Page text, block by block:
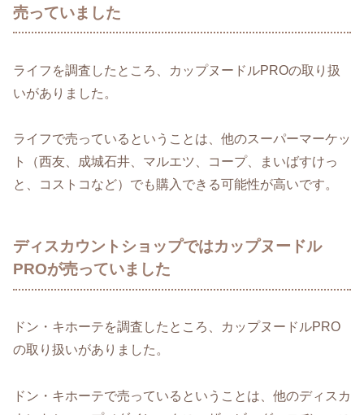
売っていました
ライフを調査したところ、カップヌードルPROの取り扱
いがありました。
ライフで売っているということは、他のスーパーマーケッ
ト（西友、成城石井、マルエツ、コープ、まいばすけっ
と、コストコなど）でも購入できる可能性が高いです。
ディスカウントショップではカップヌードル
PROが売っていました
ドン・キホーテを調査したところ、カップヌードルPRO
の取り扱いがありました。
ドン・キホーテで売っているということは、他のディスカ